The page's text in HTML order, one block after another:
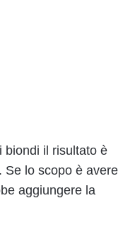
biondi il risultato è
Se lo scopo è avere
aggiungere la